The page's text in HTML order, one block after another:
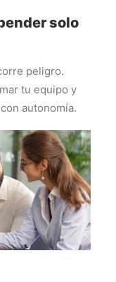
solo
peligro.
tu equipo y
autonomía.